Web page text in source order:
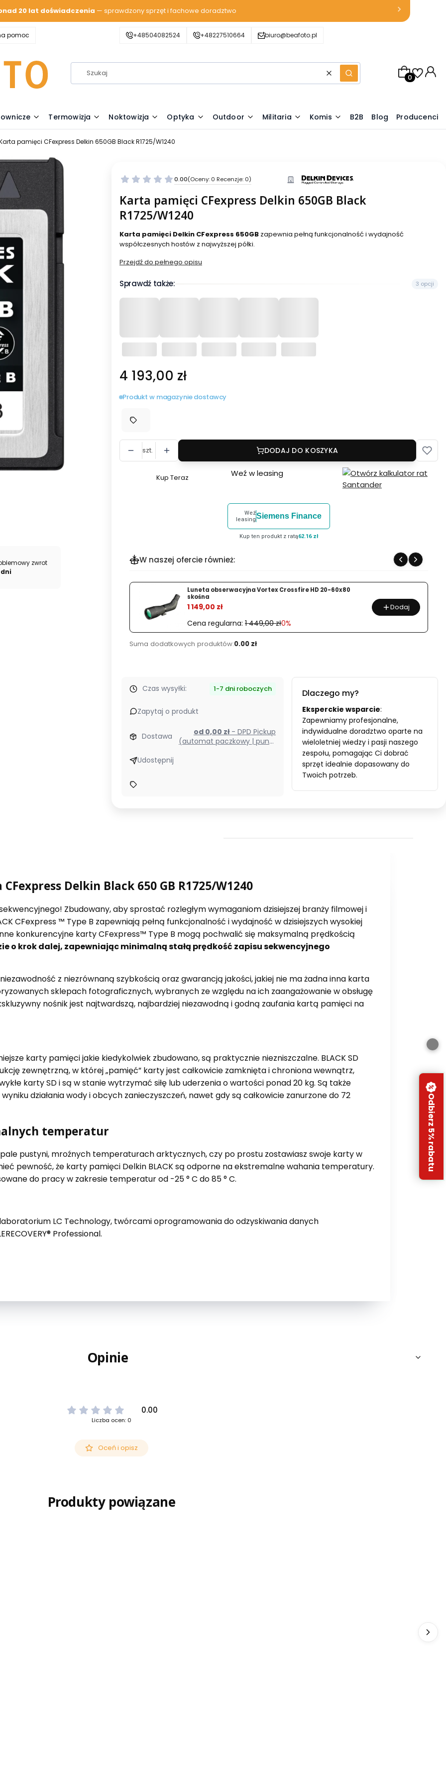
20 lat doświadczenia — sprawdzony sprzęt i fachowe doradztwo
pomoc +48504082524 +48227510664 biuro@beafoto.pl
WyczyśćSzukaj
Produkty w
Termowizja Noktowizja Optyka Outdoor Militaria Komis B2B Blog Producenci
pamięci CFexpress Delkin 650GB Black R1725/W1240
zwrot
0.00(Oceny: 0 Recenzje: 0)
Karta pamięci CFexpress Delkin 650GB Black
R1725/W1240
Karta pamięci Delkin CFexpress 650GB zapewnia pełną funkcjonalność i wydajność
współczesnych hostów z najwyższej półki.
Przejdź do pełnego opisu
Sprawdź także: 3 opcji
Cena
4 193,00 zł
Produkt w magazynie dostawcy
szt. DODAJ DO KOSZYKA
Szybki
CFexpress
Delkin
R1725/W1240
Kup Teraz Weź w leasing
Weź
leasingSiemens Finance
Kup ten produkt z ratą62.16 zł
W naszej ofercie również:
Luneta obserwacyjna Vortex Crossfire HD 20-60x80
skośna
1 149,00 zł
Cena regularna: 1 449,00 zł0%
Dodaj
Suma dodatkowych produktów:0.00 zł
Czas wysyłki: 1-7 dni roboczych
Zapytaj o produkt
Dostawa od 0,00 zł - DPD Pickup
(automat paczkowy | punkt
Udostępnij
Dlaczego my?
Eksperckie wsparcie:
Zapewniamy profesjonalne,
indywidualne doradztwo oparte na
wieloletniej wiedzy i pasji naszego
zespołu, pomagając Ci dobrać
sprzęt idealnie dopasowany do
Twoich potrzeb.
Delkin Black 650 GB R1725/W1240
Zbudowany, aby sprostać rozległym wymaganiom dzisiejszej branży filmowej i
CFexpress ™ Type B zapewniają pełną funkcjonalność i wydajność w dzisiejszych wysokiej
konkurencyjne karty CFexpress™ Type B mogą pochwalić się maksymalną prędkością
o krok dalej, zapewniając minimalną stałą prędkość zapisu sekwencyjnego
niezawodność z niezrównaną szybkością oraz gwarancją jakości, jakiej nie ma żadna inna karta
sklepach fotograficznych, wybranych ze względu na ich zaangażowanie w obsługę
nośnik jest najtwardszą, najbardziej niezawodną i godną zaufania kartą pamięci na
karty pamięci jakie kiedykolwiek zbudowano, są praktycznie niezniszczalne. BLACK SD
zewnętrzną, w której „pamięć” karty jest całkowicie zamknięta i chroniona wewnątrz,
karty SD i są w stanie wytrzymać siłę lub uderzenia o wartości ponad 20 kg. Są także
działania wody i obcych zanieczyszczeń, nawet gdy są całkowicie zanurzone do 72
temperatur
pustyni, mroźnych temperaturach arktycznych, czy po prostu zostawiasz swoje karty w
pewność, że karty pamięci Delkin BLACK są odporne na ekstremalne wahania temperatury.
do pracy w zakresie temperatur od -25 ° C do 85 ° C.
LC Technology, twórcami oprogramowania do odzyskiwania danych
Professional.
Opinie
0.00
Liczba ocen: 0
Oceń i opisz
Produkty powiązane
Odbierz 5% rabatu